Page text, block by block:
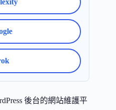
後台的網站維護平